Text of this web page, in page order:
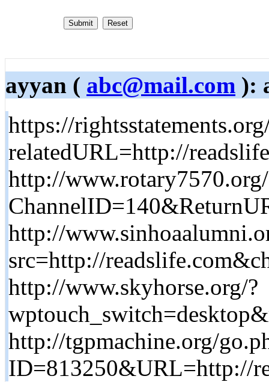
ayyan ( abc@mail.com ):
https://
relatedURL=http://
http://
http://
src=http://
http://www.skyhorse.org/?
http://tgpmachine.org/
ID=813250&URL=http://